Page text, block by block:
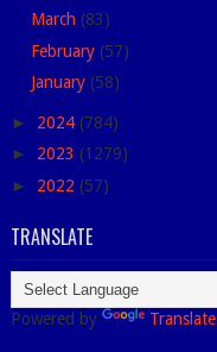
March (83)
February (57)
January (58)
► 2024 (784)
► 2023 (1279)
► 2022 (57)
TRANSLATE
Powered by Translate